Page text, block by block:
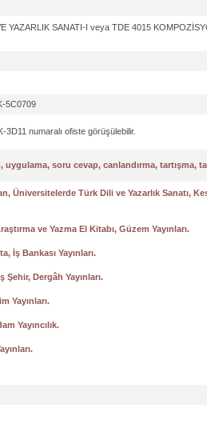
YAZARLIK SANATI-I veya TDE 4015
5C0709
3D11 numaralı ofiste görüşülebilir.
uygulama, soru cevap, canlandırma, tartışma,
Üniversitelerde Türk Dili ve Yazarlık Sanatı,
ve Yazma El Kitabı, Güzem Yayınları.
İş Bankası Yayınları.
Şehir, Dergâh Yayınları.
Yayınları.
Yayıncılık.